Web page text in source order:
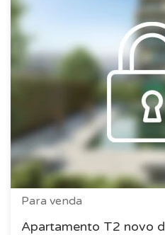
Para venda
Apartamento T2 novo